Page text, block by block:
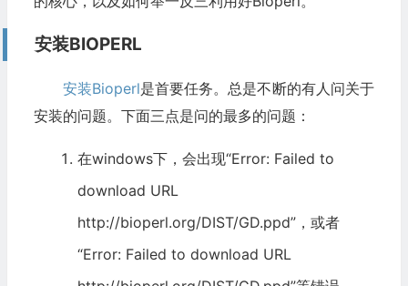
安装BIOPERL
安装Bioperl是首要任务。总是不断的有人问关于
安装的问题。下面三点是问的最多的问题：
在windows下，会出现“Error: Failed to
download URL
http://bioperl.org/DIST/GD.ppd”，或者
“Error: Failed to download URL